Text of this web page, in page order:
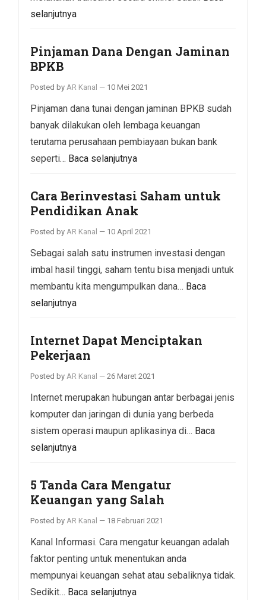
selanjutnya
Pinjaman Dana Dengan Jaminan
BPKB
Posted by AR Kanal — 10 Mei 2021
Pinjaman dana tunai dengan jaminan BPKB sudah
banyak dilakukan oleh lembaga keuangan
terutama perusahaan pembiayaan bukan bank
seperti… Baca selanjutnya
Cara Berinvestasi Saham untuk
Pendidikan Anak
Posted by AR Kanal — 10 April 2021
Sebagai salah satu instrumen investasi dengan
imbal hasil tinggi, saham tentu bisa menjadi untuk
membantu kita mengumpulkan dana… Baca
selanjutnya
Internet Dapat Menciptakan
Pekerjaan
Posted by AR Kanal — 26 Maret 2021
Internet merupakan hubungan antar berbagai jenis
komputer dan jaringan di dunia yang berbeda
sistem operasi maupun aplikasinya di… Baca
selanjutnya
5 Tanda Cara Mengatur
Keuangan yang Salah
Posted by AR Kanal — 18 Februari 2021
Kanal Informasi. Cara mengatur keuangan adalah
faktor penting untuk menentukan anda
mempunyai keuangan sehat atau sebaliknya tidak.
Sedikit… Baca selanjutnya